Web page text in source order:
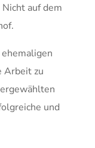
auf dem
Arbeit zu
und